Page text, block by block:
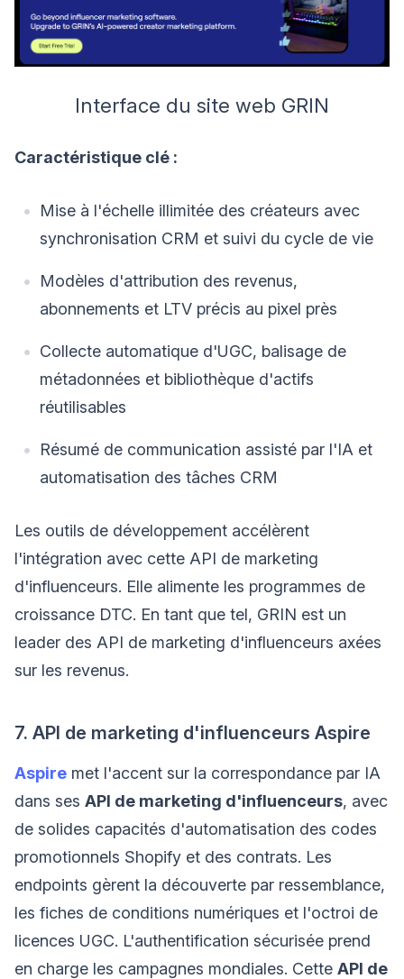
Interface du site web GRIN
Caractéristique clé :
Mise à l'échelle illimitée des créateurs avec
synchronisation CRM et suivi du cycle de vie
Modèles d'attribution des revenus,
abonnements et LTV précis au pixel près
Collecte automatique d'UGC, balisage de
métadonnées et bibliothèque d'actifs
réutilisables
Résumé de communication assisté par l'IA et
automatisation des tâches CRM
Les outils de développement accélèrent
l'intégration avec cette API de marketing
d'influenceurs. Elle alimente les programmes de
croissance DTC. En tant que tel, GRIN est un
leader des API de marketing d'influenceurs axées
sur les revenus.
7. API de marketing d'influenceurs Aspire
Aspire met l'accent sur la correspondance par IA
dans ses API de marketing d'influenceurs, avec
de solides capacités d'automatisation des codes
promotionnels Shopify et des contrats. Les
endpoints gèrent la découverte par ressemblance,
les fiches de conditions numériques et l'octroi de
licences UGC. L'authentification sécurisée prend
en charge les campagnes mondiales. Cette API de